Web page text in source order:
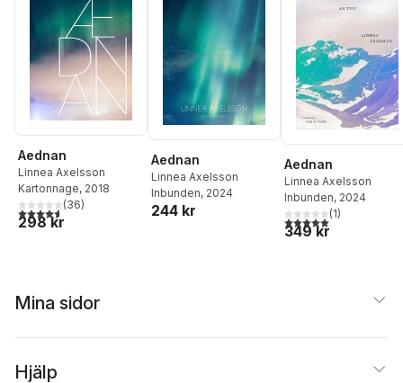
Aednan
Linnea Axelsson
Kartonnage, 2018
4,6utav 5 stjärnor. Totalt antal röster:
(36)
298 kr
Aednan
Linnea Axelsson
Inbunden, 2024
244 kr
Aednan
Linnea Axelsson
Inbunden, 2024
5,0utav 5 stjärnor.
(1)
349 kr
Mina sidor
Hjälp